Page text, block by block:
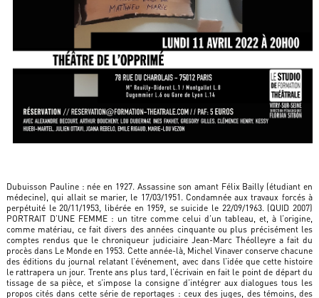
Dubuisson Pauline : née en 1927. Assassine son amant Félix Bailly (étudiant en
médecine), qui allait se marier, le 17/03/1951. Condamnée aux travaux forcés à
perpétuité le 20/11/1953, libérée en 1959, se suicide le 22/09/1963. (QUID 2007)
PORTRAIT D’UNE FEMME : un titre comme celui d’un tableau, et, à l’origine,
comme matériau, ce fait divers des années cinquante ou plus précisément les
comptes rendus que le chroniqueur judiciaire Jean-Marc Théolleyre a fait du
procès dans Le Monde en 1953. Cette année-là, Michel Vinaver conserve chacune
des éditions du journal relatant l’événement, avec dans l’idée que cette histoire
le rattrapera un jour. Trente ans plus tard, l’écrivain en fait le point de départ du
tissage de sa pièce, et s’impose la consigne d’intégrer aux dialogues tous les
propos cités dans cette série de reportages : ceux des juges, des témoins, des